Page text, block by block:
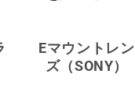
Eマウントレン
ズ（SONY）